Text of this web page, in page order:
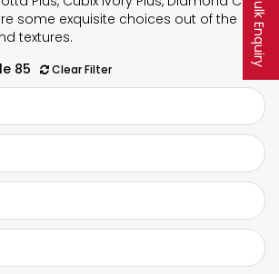
Bulk Enquiry
some exquisite choices out of the
textures.
85 Clear Filter